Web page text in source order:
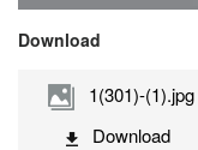
Download
1(301)-(1).jpg
Download